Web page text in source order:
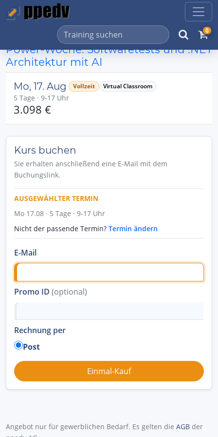
0
Power-Woche: Softwaretests und .NET
Architektur mit AI
Mo, 17. Aug Vollzeit Virtual Classroom
5 Tage · 9-17 Uhr
3.098 €
Kurs buchen
Sie erhalten anschließend eine E-Mail mit dem
Buchungslink.
AUSGEWÄHLTER TERMIN
Mo 17.08 · 5 Tage · 9-17 Uhr
Nicht der passende Termin? Termin ändern
E-Mail
Promo ID (optional)
Rechnung per
Post
Angebot nur für gewerblichen Bedarf. Es gelten die AGB der